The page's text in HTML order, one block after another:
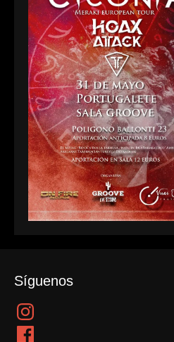
Síguenos
Instagram
Facebook